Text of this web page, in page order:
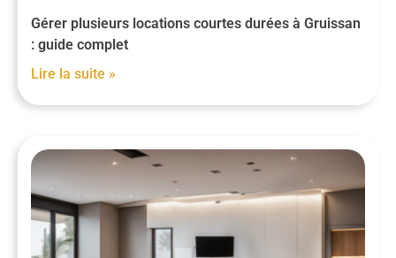
Gérer plusieurs locations courtes durées à Gruissan
: guide complet
Lire la suite »